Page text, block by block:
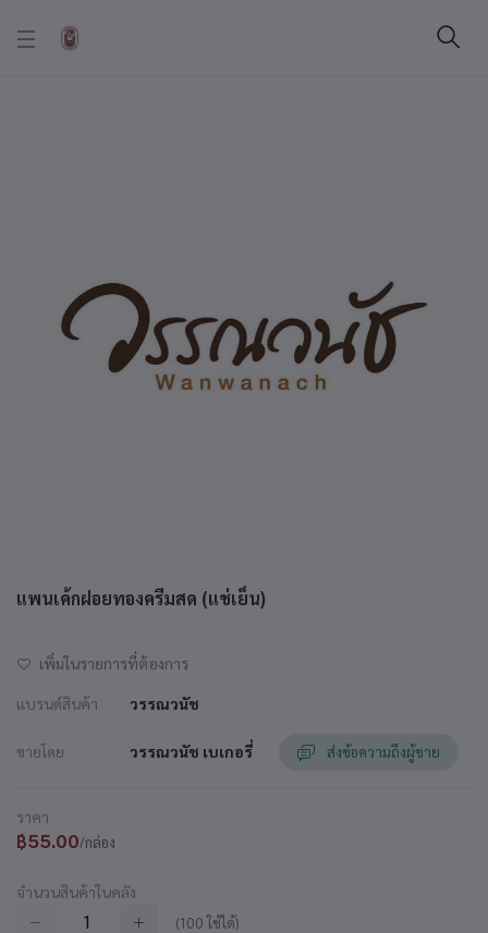
แพนเค้กฝอยทองครีมสด (แช่เย็น)
เพิ่มในรายการที่ต้องการ
แบรนด์สินค้า วรรณวนัช
ขายโดย วรรณวนัช เบเกอรี่ ส่งข้อความถึงผู้ขาย
ราคา
฿55.00/กล่อง
จำนวนสินค้าในคลัง
(100 ใช้ได้)